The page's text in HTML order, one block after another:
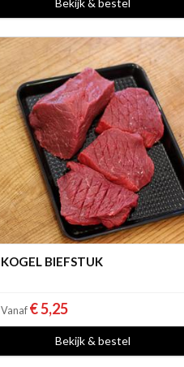
KOGEL BIEFSTUK
Vanaf € 5,25
Bekijk & bestel